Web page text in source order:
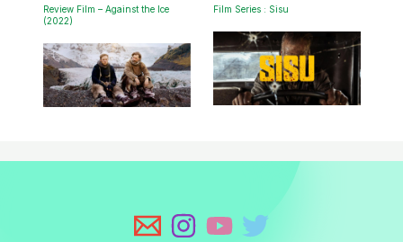
Review Film – Against the Ice
(2022)
Film Series : Sisu